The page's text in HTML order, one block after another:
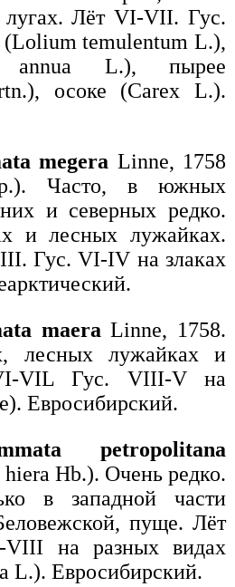
лугах. Лёт VI-VII. Гус.
temulentum L.),
annua L.), пырее
осоке (Carex L.).
megera Linne, 1758
Часто, в южных
и северных редко.
и лесных лужайках.
Гус. VI-IV на злаках
maera Linne, 1758.
лесных лужайках и
VIL Гус. VIII-V на
Евросибирский.
petropolitana
Hb.). Очень редко.
в западной части
пуще. Лёт
на разных видах
L.). Евросибирский.